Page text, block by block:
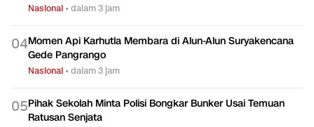
Nasional •dalam 3 jam
04Momen Api Karhutla Membara di Alun-Alun Suryakencana
Gede Pangrango
Nasional •dalam 3 jam
05Pihak Sekolah Minta Polisi Bongkar Bunker Usai Temuan
Ratusan Senjata